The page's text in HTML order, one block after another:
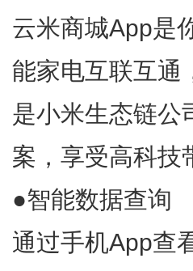
云米商城App是
能家电互联互通
是小米生态链公
案，享受高科技
●智能数据查询
通过手机App查